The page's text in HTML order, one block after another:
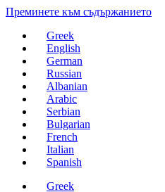
Преминете към съдържанието
Greek
English
German
Russian
Albanian
Arabic
Serbian
Bulgarian
French
Italian
Spanish
Greek